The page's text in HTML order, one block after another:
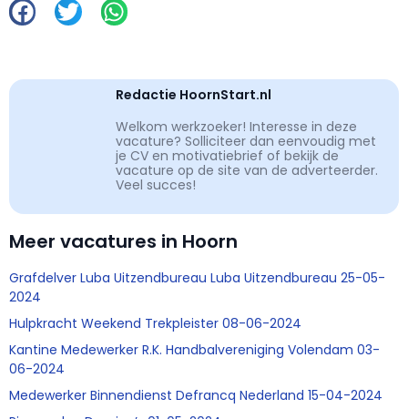
Redactie HoornStart.nl
Welkom werkzoeker! Interesse in deze
vacature? Solliciteer dan eenvoudig met
je CV en motivatiebrief of bekijk de
vacature op de site van de adverteerder.
Veel succes!
Meer vacatures in Hoorn
Grafdelver Luba Uitzendbureau Luba Uitzendbureau 25-05-
2024
Hulpkracht Weekend Trekpleister 08-06-2024
Kantine Medewerker R.K. Handbalvereniging Volendam 03-
06-2024
Medewerker Binnendienst Defrancq Nederland 15-04-2024